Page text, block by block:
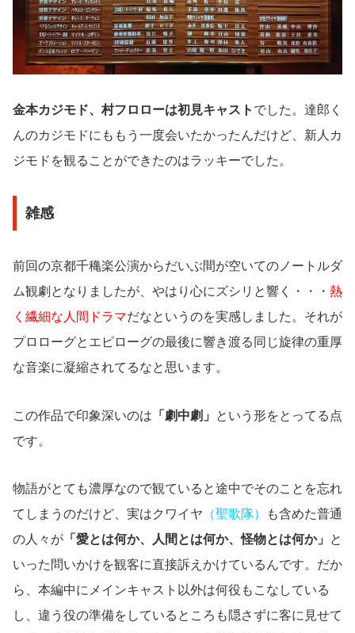
金本カジモド、村フロローは初見キャスト でした。達郎く
んのカジモドにももう一度会いたかったんだけど、新人カ
ジモドを観ることができたのはラッキーでした。
雑感
前回の京都千穐楽公演からだいぶ間が空いてのノートルダ
ム観劇となりましたが、やはり心にズシリと響く・・・ 熱
く繊細な人間ドラマだなというのを実感しました。それが
プロローグとエピローグの最後に響き渡る同じ旋律の重厚
な音楽に凝縮されてるなと思います。
この作品で印象深いのは 「劇中劇」
という形をとってる点
です。
物語がとても濃厚なので観ていると途中でそのことを忘れ
てしまうのだけど、実はクワイヤ （聖歌隊）
も含めた普通
の人々が 「愛とは何か、人間とは何か、怪物とは何か」
と
いった問いかけを観客に直接訴えかけているんです。だか
ら、本編中にメインキャスト以外は何役もこなしている
し、違う役の準備をしているところも隠さずに客に見せて